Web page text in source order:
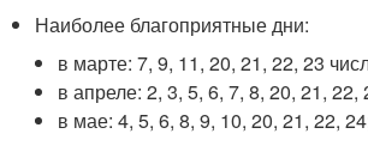
Наиболее благоприятные дни:
в марте: 7, 9, 11, 20, 21, 22, 23
в апреле: 2, 3, 5, 6, 7, 8, 20, 21, 22,
в мае: 4, 5, 6, 8, 9, 10, 20, 21, 22,